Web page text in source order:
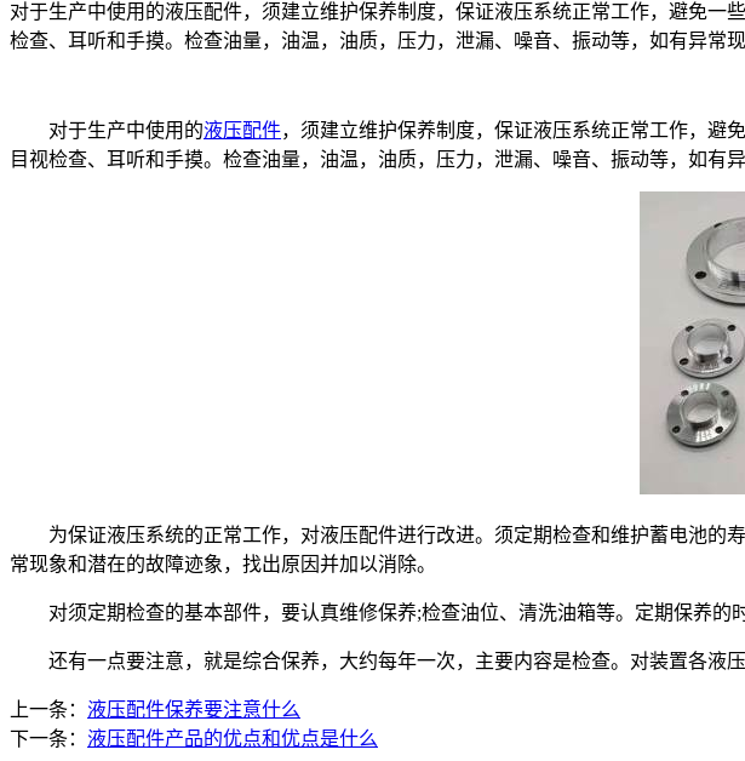
对于生产中使用的液压配件，须建立维护保养制度，保证液压系统正常工作，避免
检查、耳听和手摸。检查油量，油温，油质，压力，泄漏、噪音、振动等，如有异常
对于生产中使用的液压配件，须建立维护保养制度，保证液压系统正常工作，避
目视检查、耳听和手摸。检查油量，油温，油质，压力，泄漏、噪音、振动等，如有
为保证液压系统的正常工作，对液压配件进行改进。须定期检查和维护蓄电池的
常现象和潜在的故障迹象，找出原因并加以消除。
对须定期检查的基本部件，要认真维修保养;检查油位、清洗油箱等。定期保养的
还有一点要注意，就是综合保养，大约每年一次，主要内容是检查。对装置各液
上一条： 液压配件保养要注意什么
下一条： 液压配件产品的优点和优点是什么